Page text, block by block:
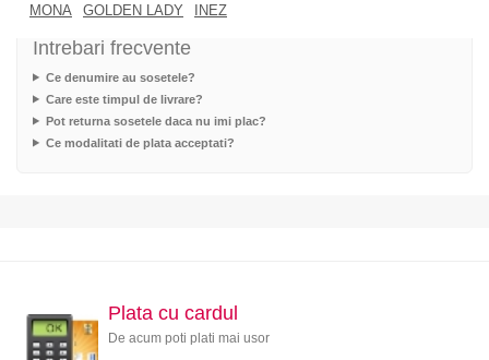
MONA
GOLDEN LADY INEZ
Intrebari frecvente
Ce denumire au sosetele?
Care este timpul de livrare?
Pot returna sosetele daca nu imi plac?
Ce modalitati de plata acceptati?
Plata cu cardul
De acum poti plati mai usor